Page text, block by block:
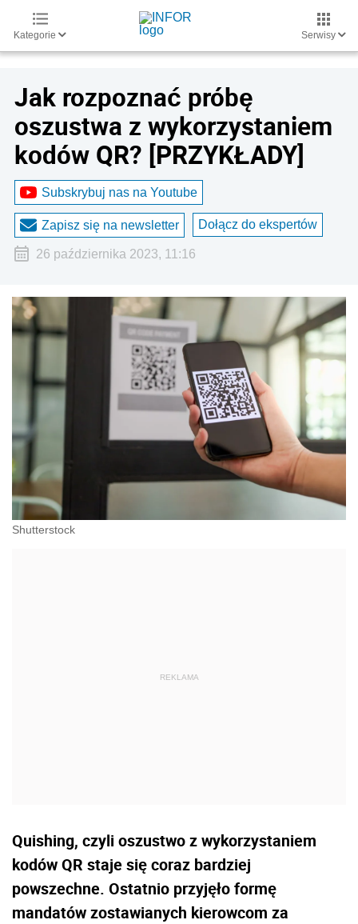
Kategorie Serwisy
Jak rozpoznać próbę
oszustwa z wykorzystaniem
kodów QR? [PRZYKŁADY]
Subskrybuj nas na Youtube
Zapisz się na newsletter Dołącz do ekspertów
26 października 2023, 11:16
Shutterstock
Quishing, czyli oszustwo z wykorzystaniem
kodów QR staje się coraz bardziej
powszechne. Ostatnio przyjęło formę
mandatów zostawianych kierowcom za